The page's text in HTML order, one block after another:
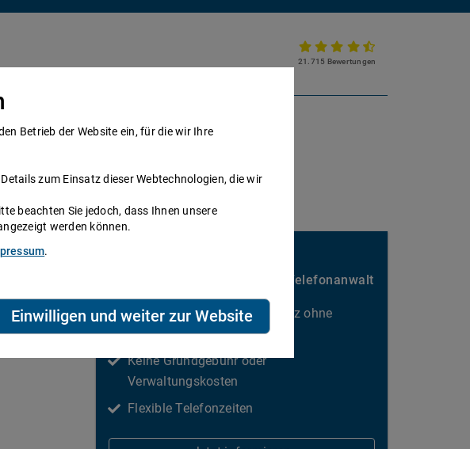
21.715 Bewertungen
werden Partnerkanzlei werden
Nebenbei Geld verdienen als Telefonanwalt
Kalkulierbarer Honorarumsatz ohne
Ausfallrisiko
Keine Grundgebühr oder
Verwaltungskosten
Flexible Telefonzeiten
Betrieb der Website ein, für die wir Ihre
zum Einsatz dieser Webtechnologien, die wir
beachten Sie jedoch, dass Ihnen unsere
werden können.
.
Einwilligen und weiter zur Website